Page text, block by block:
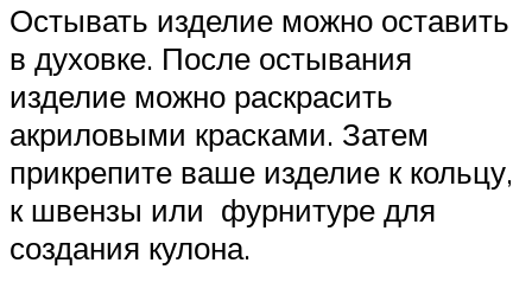
Остывать изделие можно оставить
в духовке. После остывания
изделие можно раскрасить
акриловыми красками. Затем
прикрепите ваше изделие к кольцу,
к швензы или фурнитуре для
создания кулона.